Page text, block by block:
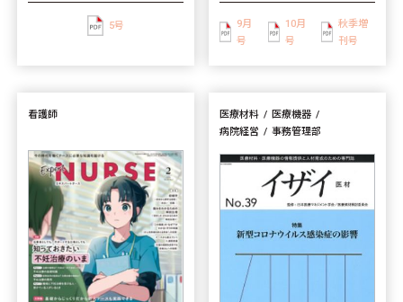
5号
9月
号
10月
号
秋季増
刊号
看護師 医療材料
医療機器
病院経営
事務管理部